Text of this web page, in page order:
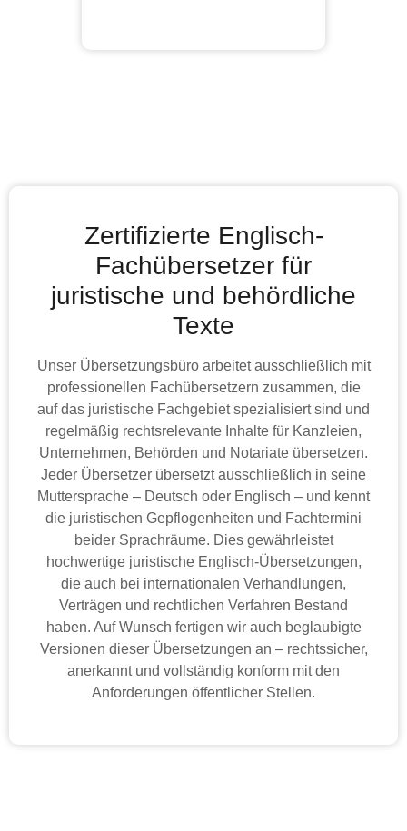
Zertifizierte Englisch-
Fachübersetzer für
juristische und behördliche
Texte
Unser Übersetzungsbüro arbeitet ausschließlich mit
professionellen Fachübersetzern zusammen, die
auf das juristische Fachgebiet spezialisiert sind und
regelmäßig rechtsrelevante Inhalte für Kanzleien,
Unternehmen, Behörden und Notariate übersetzen.
Jeder Übersetzer übersetzt ausschließlich in seine
Muttersprache – Deutsch oder Englisch – und kennt
die juristischen Gepflogenheiten und Fachtermini
beider Sprachräume. Dies gewährleistet
hochwertige juristische Englisch-Übersetzungen,
die auch bei internationalen Verhandlungen,
Verträgen und rechtlichen Verfahren Bestand
haben. Auf Wunsch fertigen wir auch beglaubigte
Versionen dieser Übersetzungen an – rechtssicher,
anerkannt und vollständig konform mit den
Anforderungen öffentlicher Stellen.